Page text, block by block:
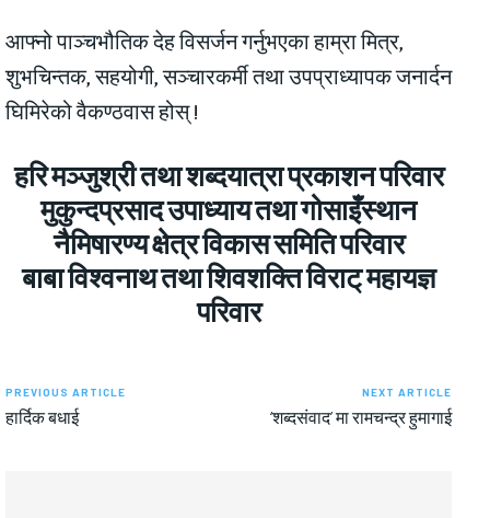
आफ्नो पाञ्चभौतिक देह विसर्जन गर्नुभएका हाम्रा मित्र,
शुभचिन्तक, सहयोगी, सञ्चारकर्मी तथा उपप्राध्यापक जनार्दन
घिमिरेको वैकण्ठवास होस् !
हरि मञ्जुश्री तथा शब्दयात्रा प्रकाशन परिवार
मुकुन्दप्रसाद उपाध्याय तथा गोसाइँस्थान
नैमिषारण्य क्षेत्र विकास समिति परिवार
बाबा विश्वनाथ तथा शिवशक्ति विराट् महायज्ञ
परिवार
PREVIOUS ARTICLE
हार्दिक बधाई
NEXT ARTICLE
‘शब्दसंवाद’ मा रामचन्द्र हुमागाई